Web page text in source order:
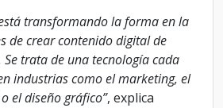
transformando la forma en la
de crear contenido digital de
trata de una tecnología cada
industrias como el marketing, el
el diseño gráfico”, explica